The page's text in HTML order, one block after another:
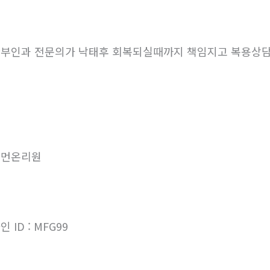
인과 전문의가 낙태후 회복되실때까지 책임지고 복용상
온리원
ID : MFG99